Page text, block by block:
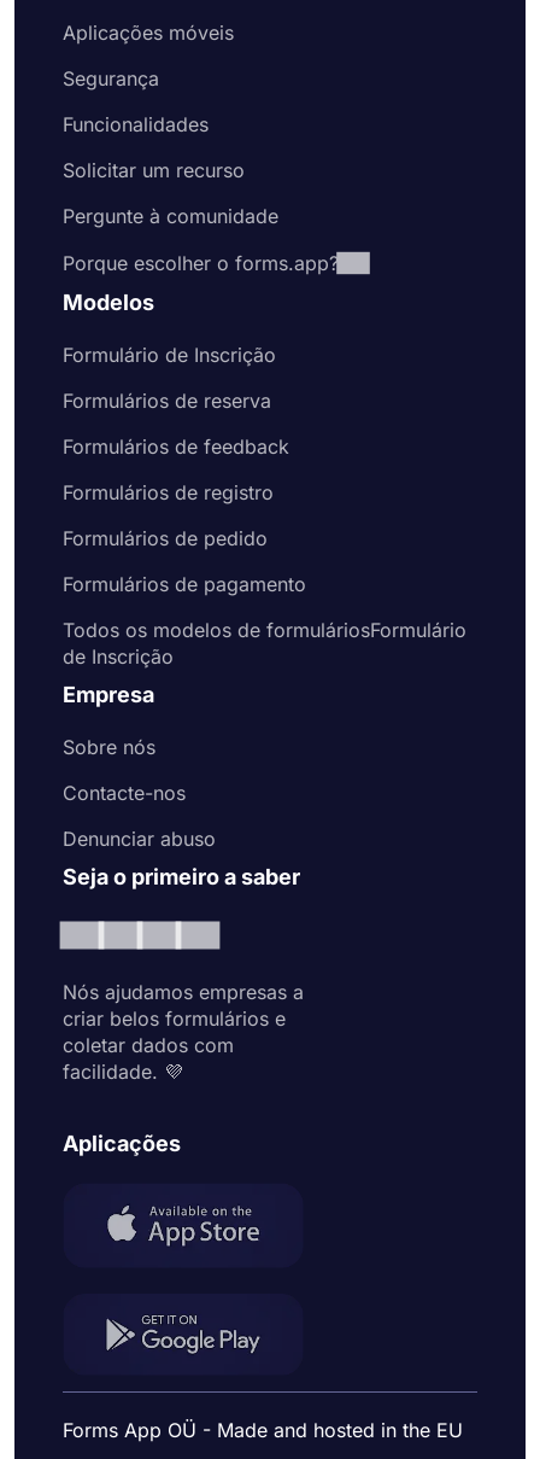
Aplicações móveis
Segurança
Funcionalidades
Solicitar um recurso
Pergunte à comunidade
Porque escolher o forms.app?
Modelos
Formulário de Inscrição
Formulários de reserva
Formulários de feedback
Formulários de registro
Formulários de pedido
Formulários de pagamento
Todos os modelos de formuláriosFormulário
de Inscrição
Empresa
Sobre nós
Contacte-nos
Denunciar abuso
Seja o primeiro a saber
Nós ajudamos empresas a
criar belos formulários e
coletar dados com
facilidade. 💜
Aplicações
Forms App OÜ - Made and hosted in the EU